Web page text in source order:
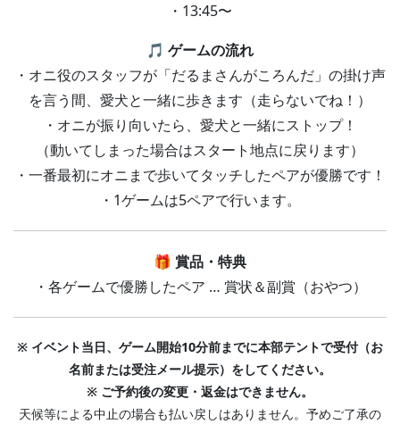
・13:45〜
🎵 ゲームの流れ
・オニ役のスタッフが「だるまさんがころんだ」の掛け声
を言う間、愛犬と一緒に歩きます（走らないでね！）
・オニが振り向いたら、愛犬と一緒にストップ！
（動いてしまった場合はスタート地点に戻ります）
・一番最初にオニまで歩いてタッチしたペアが優勝です！
・1ゲームは5ペアで行います。
🎁 賞品・特典
・各ゲームで優勝したペア … 賞状＆副賞（おやつ）
※ イベント当日、ゲーム開始10分前までに本部テントで受付（お
名前または受注メール提示）をしてください。
※ ご予約後の変更・返金はできません。
天候等による中止の場合も払い戻しはありません。予めご了承の